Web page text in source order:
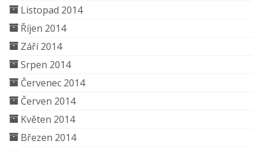
Listopad 2014
Říjen 2014
Září 2014
Srpen 2014
Červenec 2014
Červen 2014
Květen 2014
Březen 2014